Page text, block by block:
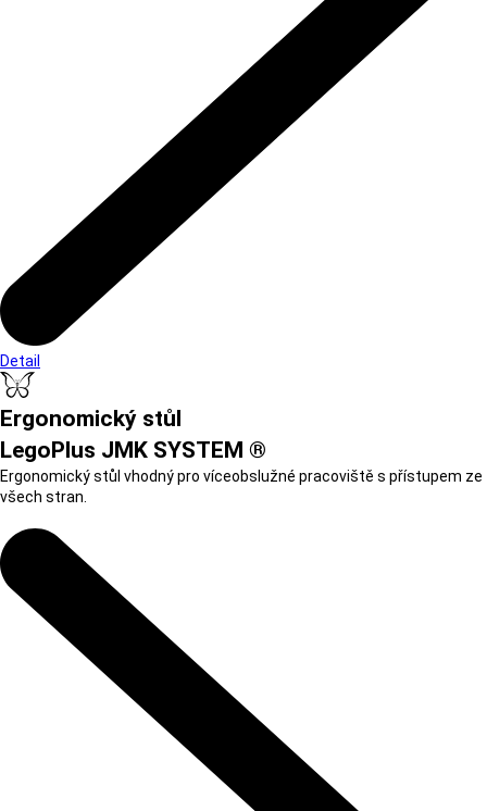
Detail
Ergonomický stůl
LegoPlus JMK SYSTEM ®
Ergonomický stůl vhodný pro víceobslužné pracoviště s přístupem ze
všech stran.